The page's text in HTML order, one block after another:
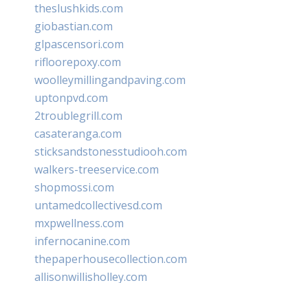
theslushkids.com
giobastian.com
glpascensori.com
rifloorepoxy.com
woolleymillingandpaving.com
uptonpvd.com
2troublegrill.com
casateranga.com
sticksandstonesstudiooh.com
walkers-treeservice.com
shopmossi.com
untamedcollectivesd.com
mxpwellness.com
infernocanine.com
thepaperhousecollection.com
allisonwillisholley.com